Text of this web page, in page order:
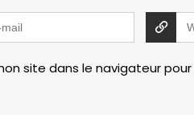
site dans le navigateur